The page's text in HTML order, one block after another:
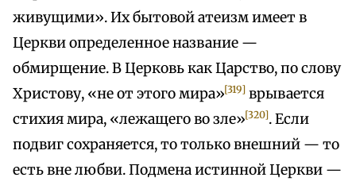
живущими». Их бытовой атеизм имеет в
Церкви определенное название —
обмирщение. В Церковь как Царство, по слову
Христову, «не от этого мира»[319] врывается
стихия мира, «лежащего во зле»[320]. Если
подвиг сохраняется, то только внешний — то
есть вне любви. Подмена истинной Церкви —